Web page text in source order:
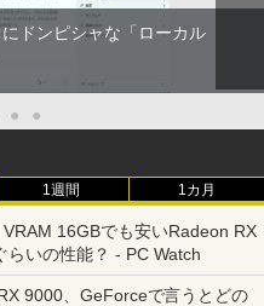
ドンピシャな「ローカル
● ●
1週間 1カ月
VRAM 16GBでも安いRadeon RX
いの性能？ - PC Watch
9000、GeForceで言うとどの